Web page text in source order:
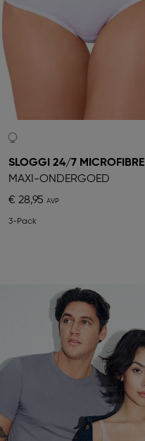
SLOGGI 24/7 MICROFIBRE
MAXI-ONDERGOED
€ 28,95
3-Pack